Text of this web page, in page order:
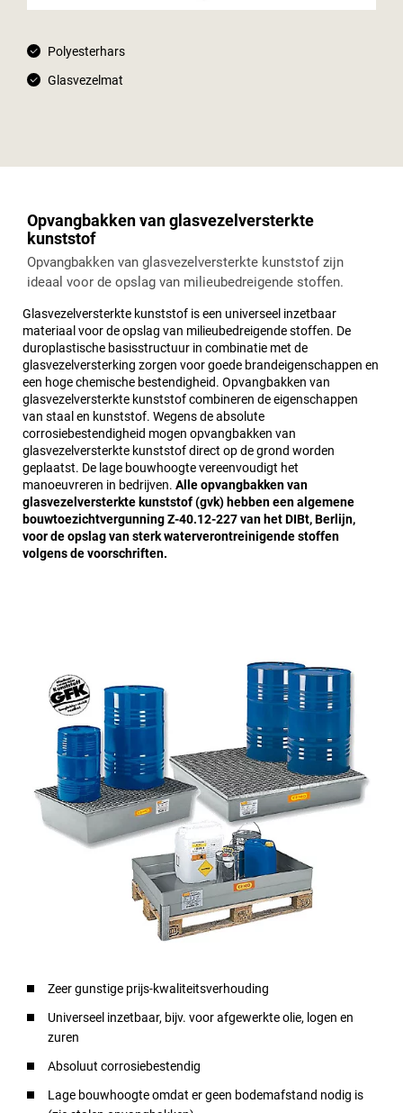
Polyesterhars
Glasvezelmat
Opvangbakken van glasvezelversterkte
kunststof
Opvangbakken van glasvezelversterkte kunststof zijn
ideaal voor de opslag van milieubedreigende stoffen.
Glasvezelversterkte kunststof is een universeel inzetbaar
materiaal voor de opslag van milieubedreigende stoffen. De
duroplastische basisstructuur in combinatie met de
glasvezelversterking zorgen voor goede brandeigenschappen en
een hoge chemische bestendigheid. Opvangbakken van
glasvezelversterkte kunststof combineren de eigenschappen
van staal en kunststof. Wegens de absolute
corrosiebestendigheid mogen opvangbakken van
glasvezelversterkte kunststof direct op de grond worden
geplaatst. De lage bouwhoogte vereenvoudigt het
manoeuvreren in bedrijven. Alle opvangbakken van
glasvezelversterkte kunststof (gvk) hebben een algemene
bouwtoezichtvergunning Z-40.12-227 van het DIBt, Berlijn,
voor de opslag van sterk waterverontreinigende stoffen
volgens de voorschriften.
Zeer gunstige prijs-kwaliteitsverhouding
Universeel inzetbaar, bijv. voor afgewerkte olie, logen en
zuren
Absoluut corrosiebestendig
Lage bouwhoogte omdat er geen bodemafstand nodig is